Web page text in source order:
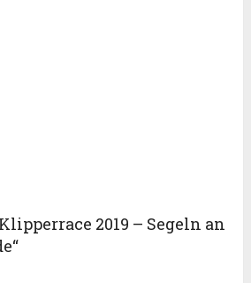
2019 – Segeln an